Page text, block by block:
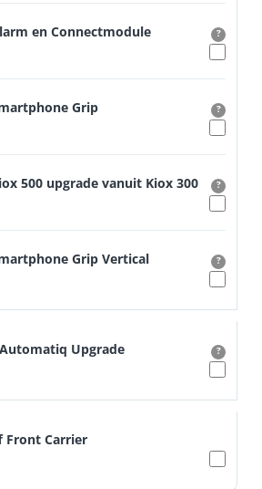
en Connectmodule ?
Grip ?
500 upgrade vanuit Kiox 300 ?
Grip Vertical ?
Upgrade ?
Front Carrier